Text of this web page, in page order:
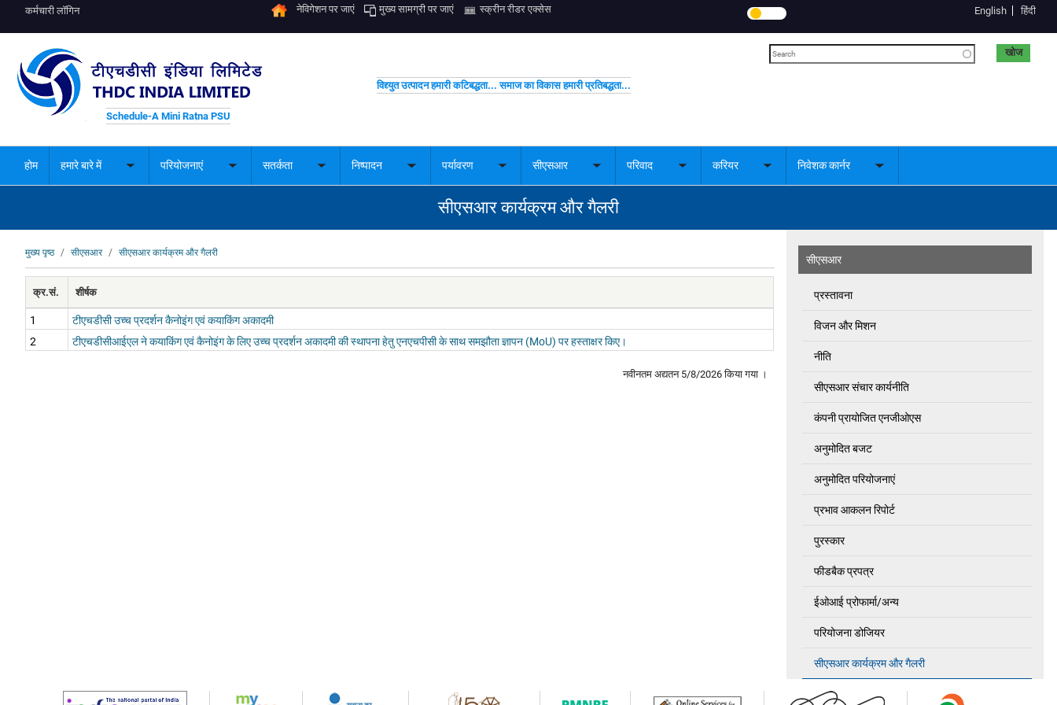
कर्मचारी लॉगिन नेविगेशन पर जाएं मुख्य सामग्री पर जाएं स्क्रीन रीडर एक्सेस English हिंदी
Schedule-A Mini Ratna PSU
विद्द्युत उत्पादन हमारी कटिबद्धता... समाज का विकास हमारी प्रतिबद्धता...
खोज
होम हमारे बारे में
submenu
परियोजनाएं
Toggle
submenu
सतर्कता
Toggle
submenu
निष्पादन
submenu
पर्यावरण
Toggle
submenu
सीएसआर
submenu
परिवाद
Toggle
submenu
करियर
Toggle
submenu
निवेशक कार्नर
submenu
सीएसआर कार्यक्रम और गैलरी
पग
चिन्ह
मुख्य पृष्ठ सीएसआर सीएसआर कार्यक्रम और गैलरी
क्र.सं. शीर्षक
1
टीएचडीसी उच्च प्रदर्शन कैनोइंग एवं कयाकिंग अकादमी
2
टीएचडीसीआईएल ने कयाकिंग एवं कैनोइंग के लिए उच्च प्रदर्शन अकादमी की स्थापना हेतु एनएचपीसी के साथ समझौता ज्ञापन (MoU) पर हस्ताक्षर किए।
नवीनतम अद्यतन 5/8/2026किया गया ।
सीएसआर
प्रस्तावना
विजन और मिशन
नीति
सीएसआर संचार कार्यनीति
कंपनी प्रायोजित एनजीओएस
अनुमोदित बजट
अनुमोदित परियोजनाएं
प्रभाव आकलन रिपोर्ट
पुरस्कार
फीडबैक प्रपत्र
ईओआई प्रोफार्मा/अन्य
परियोजना डोजियर
सीएसआर कार्यक्रम और गैलरी